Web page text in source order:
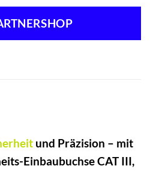
und Präzision – mit
Einbaubuchse CAT III,